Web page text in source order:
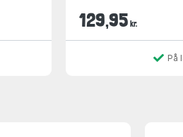
129,95 kr.
På